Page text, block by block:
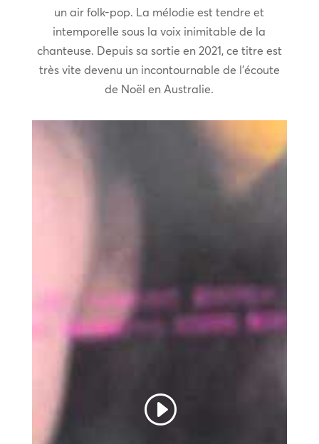
un air folk-pop. La mélodie est tendre et
intemporelle sous la voix inimitable de la
chanteuse. Depuis sa sortie en 2021, ce titre est
très vite devenu un incontournable de l’écoute
de Noël en Australie.